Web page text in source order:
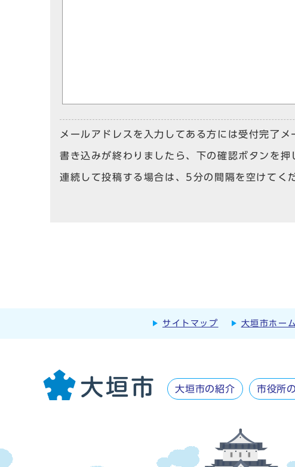
メールアドレスを入力してある方には受付完了メ
書き込みが終わりましたら、下の確認ボタンを押
連続して投稿する場合は、5分の間隔を空けてく
サイトマップ 大垣市ホー
大垣市の紹介 市役所